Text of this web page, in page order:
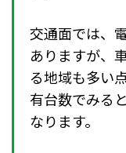
交通面では、
ありますが、
る地域も多い
有台数でみる
なります。